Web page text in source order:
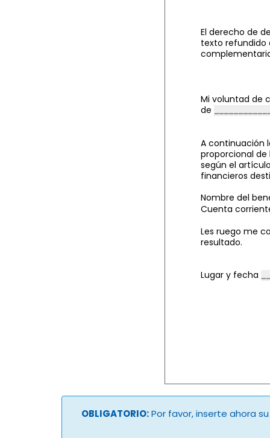
El derecho de
texto refundido
Mi voluntad de
de
A continuación
proporcional
según el
financieros
Nombre del
Cuenta
Les ruego me
resultado.
Lugar y fecha
OBLIGATORIO:Por favor, inserte ahora su